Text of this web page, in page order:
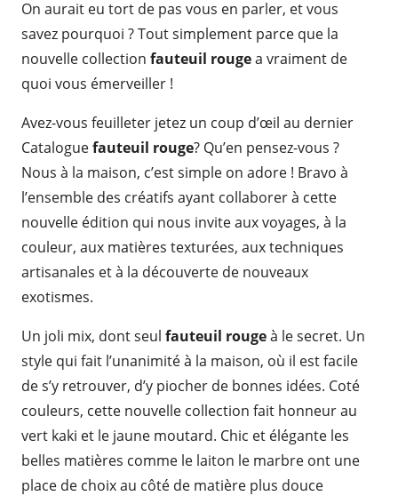
On aurait eu tort de pas vous en parler, et vous
savez pourquoi ? Tout simplement parce que la
nouvelle collection fauteuil rougea vraiment de
quoi vous émerveiller !
Avez-vous feuilleter jetez un coup d’œil au dernier
Cataloguefauteuil rouge? Qu’en pensez-vous ?
Nous à la maison, c’est simple on adore ! Bravo à
l’ensemble des créatifs ayant collaborer à cette
nouvelle édition qui nous invite aux voyages, à la
couleur, aux matières texturées, aux techniques
artisanales et à la découverte de nouveaux
exotismes.
Un joli mix, dont seul fauteuil rougeà le secret. Un
style qui fait l’unanimité à la maison, où il est facile
de s’y retrouver, d’y piocher de bonnes idées. Coté
couleurs, cette nouvelle collection fait honneur au
vert kaki et le jaune moutard. Chic et élégante les
belles matières comme le laiton le marbre ont une
place de choix au côté de matière plus douce